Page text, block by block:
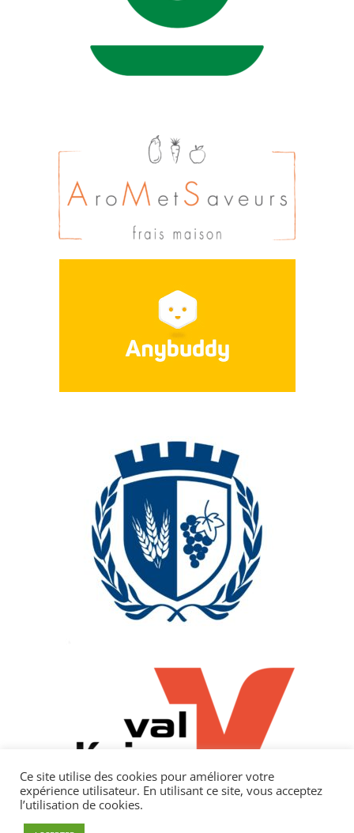
Ce site utilise des cookies pour améliorer votre
expérience utilisateur. En utilisant ce site, vous acceptez
l’utilisation de cookies.